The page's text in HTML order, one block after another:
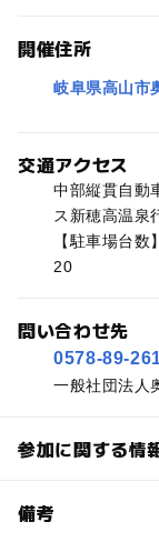
開催住所
岐阜県高山市
交通アクセス
中部縦貫自動
ス新穂高温泉
【駐車場台数】
20
問い合わせ先
0578-89-
一般社団法人
参加に関する情
予約/応募
備考